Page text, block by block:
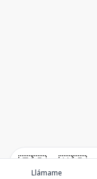
🇪🇸 🇺🇸
Llámame